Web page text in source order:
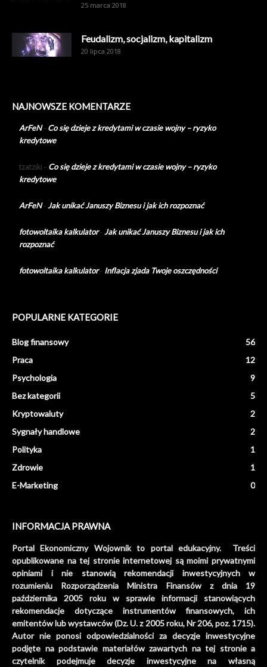
25 marca 2018
Feudalizm, socjalizm, kapitalizm
20 lipca 2018
NAJNOWSZE KOMENTARZE
ArFeN- Co się dzieje z kredytami w czasie wojny – ryzyko
kredytowe
tzatziki - Co się dzieje z kredytami w czasie wojny – ryzyko
kredytowe
ArFeN- Jak unikać Januszy Biznesu i jak ich rozpoznać
fotowoltaika kalkulator- Jak unikać Januszy Biznesu i jak ich
rozpoznać
fotowoltaika kalkulator- Inflacja zjada Twoje oszczędności
POPULARNE KATEGORIE
Blog finansowy
56
Praca
12
Psychologia
9
Bez kategorii
5
Kryptowaluty
2
Sygnały handlowe
2
Polityka
1
Zdrowie
1
E-Marketing
0
INFORMACJA PRAWNA
Portal Ekonomiczny Wojownik to portal edukacyjny. Treści
opublikowane na tej stronie internetowej są moimi prywatnymi
opiniami i nie stanowią rekomendacji inwestycyjnych w
rozumieniu Rozporządzenia Ministra Finansów z dnia 19
października 2005 roku w sprawie informacji stanowiących
rekomendacje dotyczące instrumentów finansowych, ich
emitentów lub wystawców (Dz. U. z 2005 roku, Nr 206, poz. 1715).
Autor nie ponosi odpowiedzialności za decyzje inwestycyjne
podjęte na podstawie materiałów zawartych na tej stronie a
czytelnik podejmuje decyzje inwestycyjne na własną